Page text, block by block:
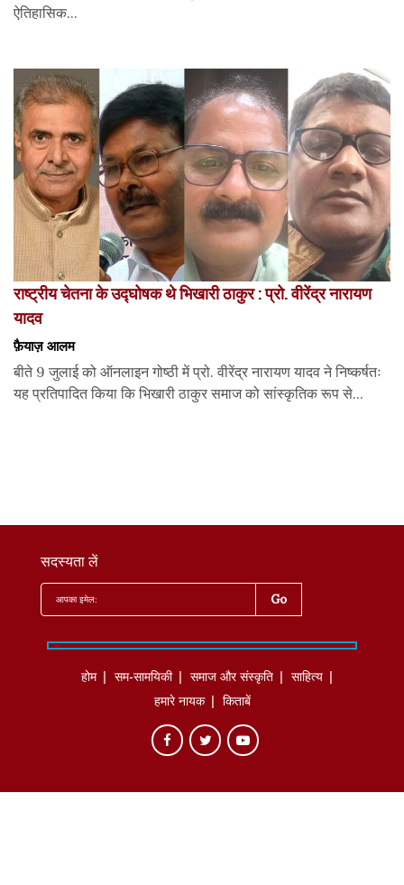
ऐतिहासिक...
राष्ट्रीय चेतना के उद्घोषक थे भिखारी ठाकुर : प्रो. वीरेंद्र नारायण
यादव
फ़ैयाज़ आलम
बीते 9 जुलाई को ऑनलाइन गोष्ठी में प्रो. वीरेंद्र नारायण यादव ने निष्कर्षतः
यह प्रतिपादित किया कि भिखारी ठाकुर समाज को सांस्कृतिक रूप से...
सदस्यता लें
होम सम-सामयिकी समाज और संस्कृति
साहित्‍य
हमारे नायक
किताबें